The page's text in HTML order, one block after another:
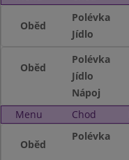
Oběd
Polévka
Jídlo
Oběd
Polévka
Jídlo
Nápoj
Menu
Chod
Oběd
Polévka